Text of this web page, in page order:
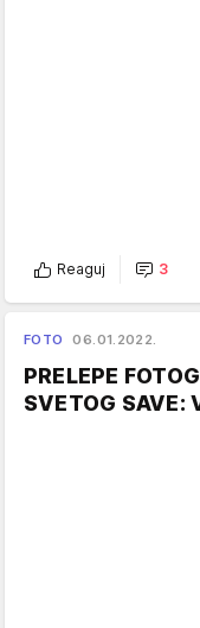
Reaguj 3
FOTO 06.01.2022.
PRELEPE
SVETOG